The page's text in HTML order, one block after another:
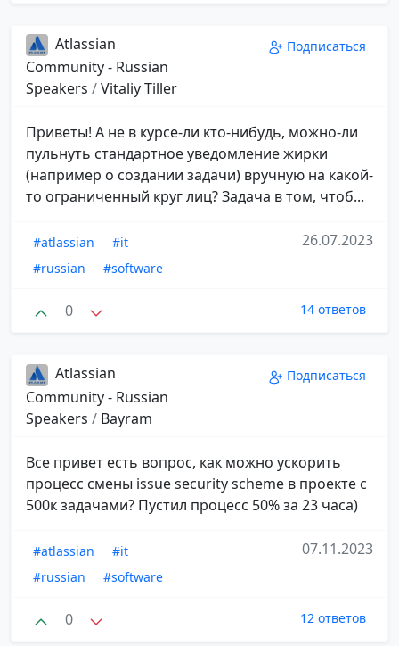
Atlassian
Community - Russian
Speakers /Vitaliy Tiller
Подписаться
Приветы! А не в курсе-ли кто-нибудь, можно-ли
пульнуть стандартное уведомление жирки
(например о создании задачи) вручную на какой-
то ограниченный круг лиц? Задача в том, чтоб...
#atlassian
#it
#russian
#software
26.07.2023
0 14 ответов
Atlassian
Community - Russian
Speakers / Bayram
Подписаться
Все привет есть вопрос, как можно ускорить
процесс смены issue security scheme в проекте с
500к задачами? Пустил процесс 50% за 23 часа)
#atlassian
#it
#russian
#software
07.11.2023
0 12 ответов